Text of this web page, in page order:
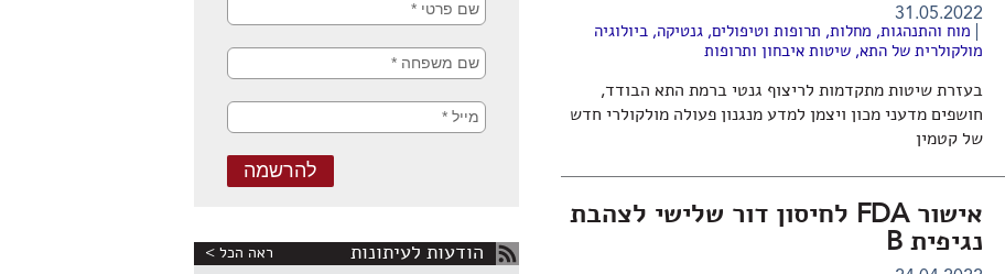
31.05.2022
מוח והתנהגות, מחלות, תרופות וטיפולים,גנטיקה,ביולוגיה
מולקולרית של התא,שיטות איבחון ותרופות
בעזרת שיטות מתקדמות לריצוף גנטי ברמת התא הבודד,
חושפים מדעני מכון ויצמן למדע מנגנון פעולה מולקולרי חדש
של קטמין
אישור FDA לחיסון דור שלישי לצהבת
נגיפית B
הודעות לעיתונות ראה הכל >